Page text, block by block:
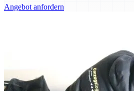
Angebot anfordern